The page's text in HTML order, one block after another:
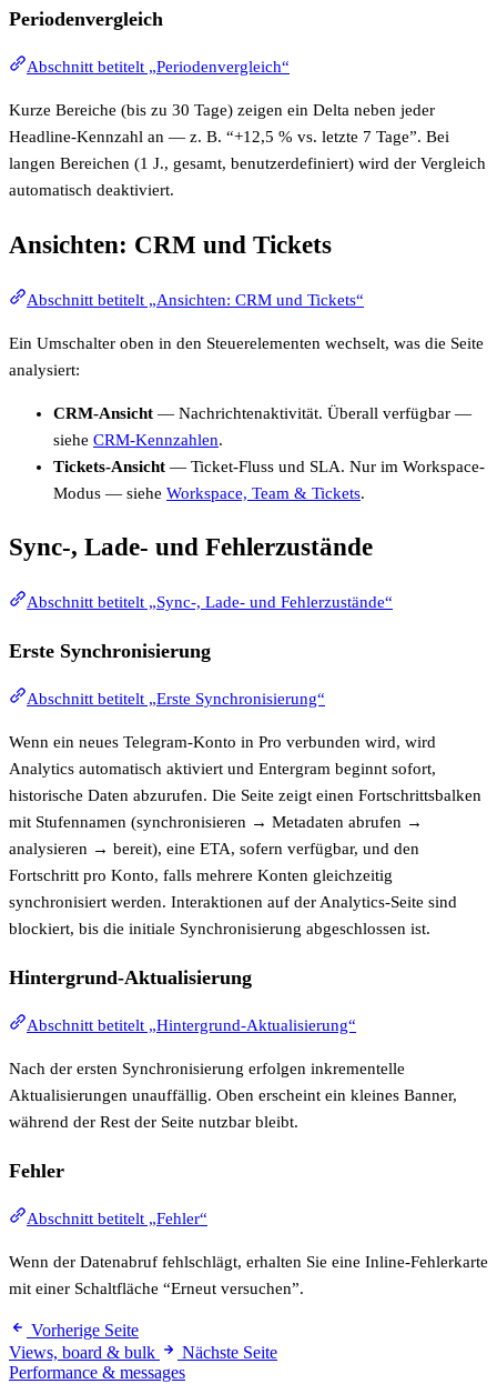
Periodenvergleich
Abschnitt betitelt „Periodenvergleich“
Kurze Bereiche (bis zu 30 Tage) zeigen ein Delta neben jeder
Headline-Kennzahl an — z. B. “+12,5 % vs. letzte 7 Tage”. Bei
langen Bereichen (1 J., gesamt, benutzerdefiniert) wird der Vergleich
automatisch deaktiviert.
Ansichten: CRM und Tickets
Abschnitt betitelt „Ansichten: CRM und Tickets“
Ein Umschalter oben in den Steuerelementen wechselt, was die Seite
analysiert:
CRM-Ansicht — Nachrichtenaktivität. Überall verfügbar —
siehe CRM-Kennzahlen.
Tickets-Ansicht — Ticket-Fluss und SLA. Nur im Workspace-
Modus — siehe Workspace, Team & Tickets.
Sync-, Lade- und Fehlerzustände
Abschnitt betitelt „Sync-, Lade- und Fehlerzustände“
Erste Synchronisierung
Abschnitt betitelt „Erste Synchronisierung“
Wenn ein neues Telegram-Konto in Pro verbunden wird, wird
Analytics automatisch aktiviert und Entergram beginnt sofort,
historische Daten abzurufen. Die Seite zeigt einen Fortschrittsbalken
mit Stufennamen (synchronisieren → Metadaten abrufen →
analysieren → bereit), eine ETA, sofern verfügbar, und den
Fortschritt pro Konto, falls mehrere Konten gleichzeitig
synchronisiert werden. Interaktionen auf der Analytics-Seite sind
blockiert, bis die initiale Synchronisierung abgeschlossen ist.
Hintergrund-Aktualisierung
Abschnitt betitelt „Hintergrund-Aktualisierung“
Nach der ersten Synchronisierung erfolgen inkrementelle
Aktualisierungen unauffällig. Oben erscheint ein kleines Banner,
während der Rest der Seite nutzbar bleibt.
Fehler
Abschnitt betitelt „Fehler“
Wenn der Datenabruf fehlschlägt, erhalten Sie eine Inline-Fehlerkarte
mit einer Schaltfläche “Erneut versuchen”.
Vorherige Seite
Views, board & bulk
Nächste Seite
Performance & messages